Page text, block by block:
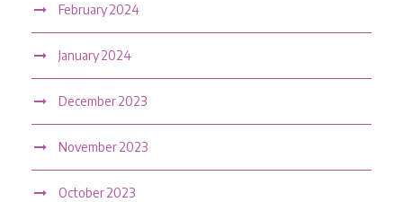
February 2024
January 2024
December 2023
November 2023
October 2023